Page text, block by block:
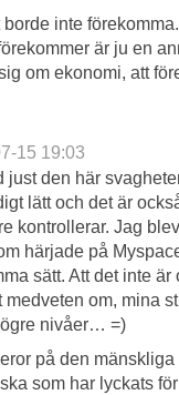
borde inte
är ju en
om ekonomi, att
15 19:03
just den här
lätt och det är
kontrollerar. Jag
härjade på
sätt. Att det inte
medveten om, mina
nivåer… =)
på den
som har lyckats